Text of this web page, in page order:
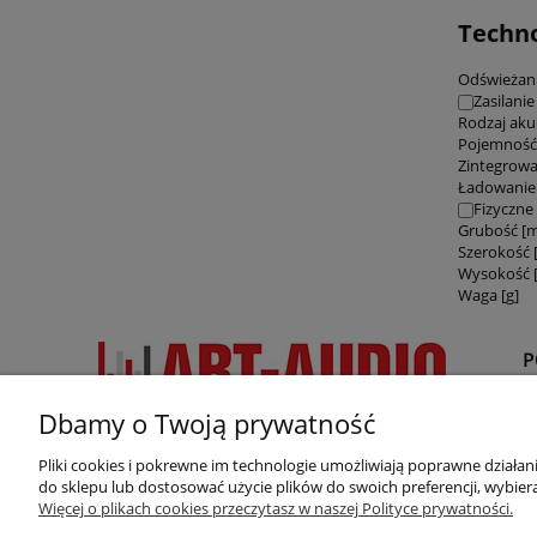
Zasilanie
Rodzaj
Fizyczne
Grubość
Szerokość
Wysokość
Waga [g]
Potrzebujesz pomocy? Zadzwoń!
(12) 396 37 90/515 569 667
Dbamy o Twoją prywatność
Pliki cookies i pokrewne im technologie umożliwiają poprawne
do sklepu lub dostosować użycie plików do swoich preferencji,
Więcej o plikach cookies przeczytasz w naszej Polityce prywatności.